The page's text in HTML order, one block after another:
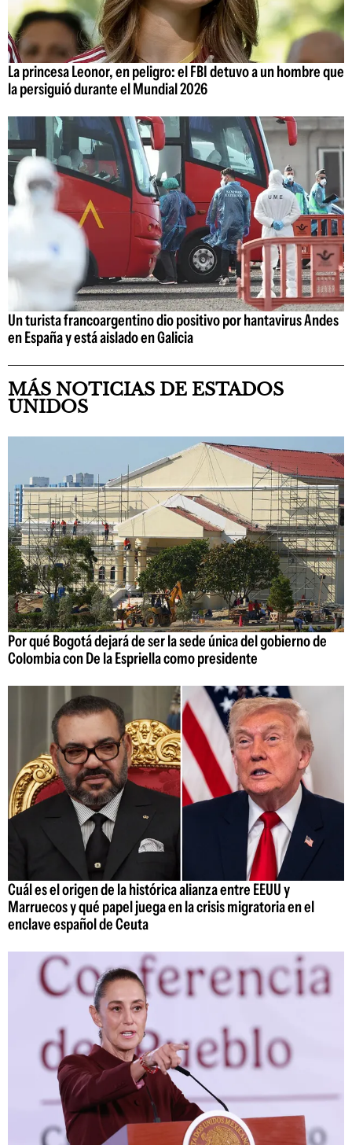
La princesa Leonor, en peligro: el FBI detuvo a un hombre que
la persiguió durante el Mundial 2026
Un turista francoargentino dio positivo por hantavirus Andes
en España y está aislado en Galicia
MÁS NOTICIAS DE ESTADOS
UNIDOS
Por qué Bogotá dejará de ser la sede única del gobierno de
Colombia con De la Espriella como presidente
Cuál es el origen de la histórica alianza entre EEUU y
Marruecos y qué papel juega en la crisis migratoria en el
enclave español de Ceuta